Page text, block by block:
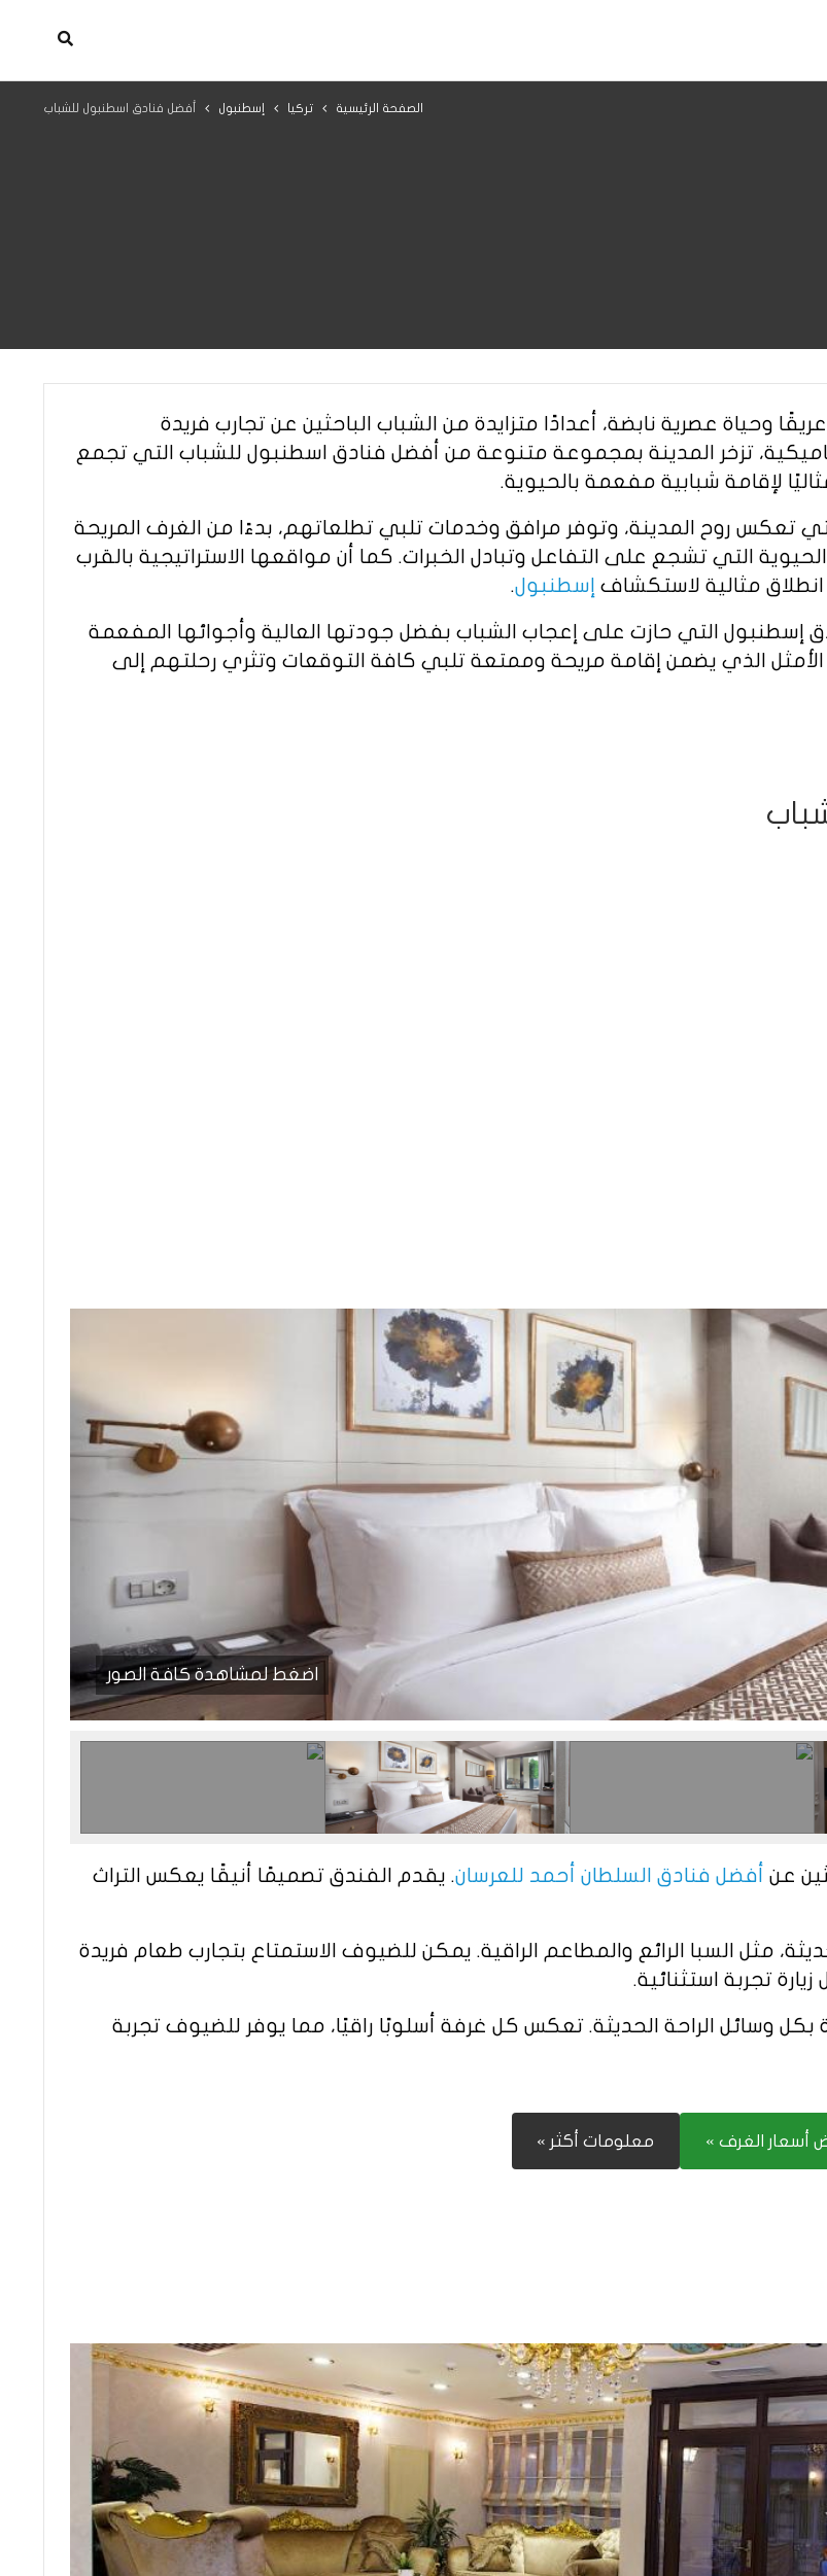
الصفحة الرئيسية تركيا إسطنبول أفضل فنادق اسطنبول للشباب
وحياة عصرية نابضة، أعدادًا متزايدة من الشباب الباحثين عن تجارب فريدة
تزخر المدينة بمجموعة متنوعة من أفضل فنادق اسطنبول للشباب التي تجمع
لإقامة شبابية مفعمة بالحيوية.
تعكس روح المدينة، وتوفر مرافق وخدمات تلبي تطلعاتهم، بدءًا من الغرف المريحة
التي تشجع على التفاعل وتبادل الخبرات. كما أن مواقعها الاستراتيجية بالقرب
مثالية لاستكشاف إسطنبول.
التي حازت على إعجاب الشباب بفضل جودتها العالية وأجوائها المفعمة
الأمثل الذي يضمن إقامة مريحة وممتعة تلبي كافة التوقعات وتثري رحلتهم إلى
اضغط لمشاهدة كافة الصور
عن أفضل فنادق السلطان أحمد للعرسان. يقدم الفندق تصميمًا أنيقًا يعكس التراث
مثل السبا الرائع والمطاعم الراقية. يمكن للضيوف الاستمتاع بتجارب طعام فريدة
تجربة استثنائية.
وسائل الراحة الحديثة. تعكس كل غرفة أسلوبًا راقيًا، مما يوفر للضيوف تجربة
أسعار الغرف » معلومات أكثر »